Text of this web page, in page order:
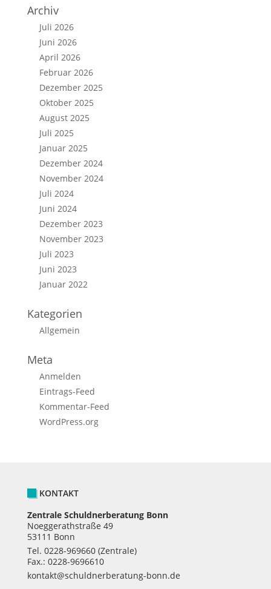
Archiv
Juli 2026
Juni 2026
April 2026
Februar 2026
Dezember 2025
Oktober 2025
August 2025
Juli 2025
Januar 2025
Dezember 2024
November 2024
Juli 2024
Juni 2024
Dezember 2023
November 2023
Juli 2023
Juni 2023
Januar 2022
Kategorien
Allgemein
Meta
Anmelden
Eintrags-Feed
Kommentar-Feed
WordPress.org
KONTAKT
Zentrale Schuldnerberatung Bonn
Noeggerathstraße 49
53111 Bonn
Tel. 0228-969660(Zentrale)
Fax.: 0228-9696610
kontakt@schuldnerberatung-bonn.de